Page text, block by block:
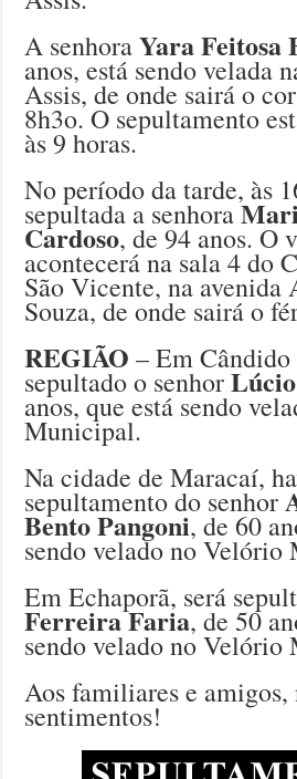
A senhoraYara Feitosa
anos, está sendo velada
Assis, de onde sairá o
8h3o. O sepultamento
às 9 horas.
No período da tarde, às
sepultada a senhora
Cardoso, de 94 anos. O
acontecerá na sala 4 do
São Vicente, na
Souza, de onde sairá o
REGIÃO – Em
sepultado o senhor
anos, que está sendo
Municipal.
Na cidade de Maracaí,
sepultamento do senhor
Bento Pangoni, de 60
sendo velado no
Em Echaporã, será
Ferreira Faria, de 50
sendo velado no
Aos familiares e amigos,
sentimentos!